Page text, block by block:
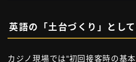
英語の「土台づくり」とし
カジノ現場では“初回接客時の基